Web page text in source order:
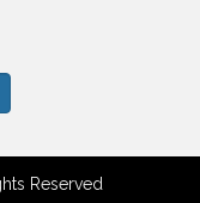
Reserved